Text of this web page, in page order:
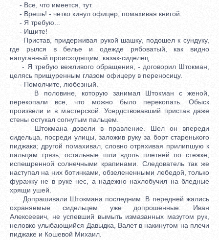
- Все, что имеется, тут.
- Врешь! - четко кинул офицер, помахивая книгой.
- Я требую...
- Ищите!
Пристав, придерживая рукой шашку, подошел к сундуку,
где рылся в белье и одежде рябоватый, как видно
напуганный происходящим, казак-сиделец.
- Я требую вежливого обращения, - договорил Штокман,
целясь прищуренным глазом офицеру в переносицу.
- Помолчите, любезный.
В половине, которую занимал Штокман с женой,
перекопали все, что можно было перекопать. Обыск
произвели и в мастерской. Усердствовавший пристав даже
стены остукал согнутым пальцем.
Штокмана довели в правление. Шел он впереди
сидельца, посреди улицы, заложив руку за борт старенького
пиджака; другой помахивал, словно отряхивая прилипшую к
пальцам грязь; остальные шли вдоль плетней по стежке,
испещренной солнечными крапинами. Следователь так же
наступал на них ботинками, обзелененными лебедой, только
фуражку не в руке нес, а надежно нахлобучил на бледные
хрящи ушей.
Допрашивали Штокмана последним. В передней жались
охраняемые сидельцем уже допрошенные: Иван
Алексеевич, не успевший вымыть измазанных мазутом рук,
неловко улыбающийся Давыдка, Валет в накинутом на плечи
пиджаке и Кошевой Михаил.